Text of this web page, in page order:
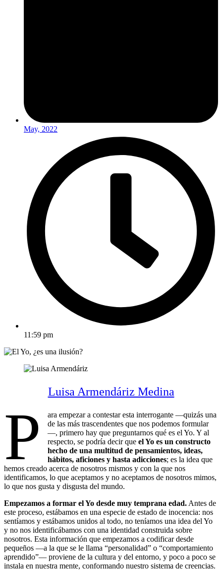
May, 2022
11:59 pm
Luisa Armendáriz Medina
P
ara empezar a contestar esta interrogante —quizás una
de las más trascendentes que nos podemos formular
—, primero hay que preguntarnos qué es el Yo. Y al
respecto, se podría decir queel Yo es un constructo
hecho de una multitud de pensamientos, ideas,
hábitos, aficiones y hasta adicciones; es la idea que
hemos creado acerca de nosotros mismos y con la que nos
identificamos, lo que aceptamos y no aceptamos de nosotros mimos,
lo que nos gusta y disgusta del mundo.
Empezamos a formar el Yo desde muy temprana edad. Antes de
este proceso, estábamos en una especie de estado de inocencia: nos
sentíamos y estábamos unidos al todo, no teníamos una idea del Yo
y no nos identificábamos con una identidad construida sobre
nosotros. Esta información que empezamos a codificar desde
pequeños —a la que se le llama “personalidad” o “comportamiento
aprendido”— proviene de la cultura y del entorno, y poco a poco se
instala en nuestra mente, conformando nuestro sistema de creencias.